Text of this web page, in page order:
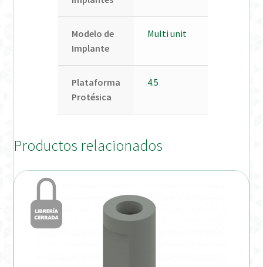
Modelo de
Implante
Multi unit
Plataforma
Protésica
4.5
Productos relacionados